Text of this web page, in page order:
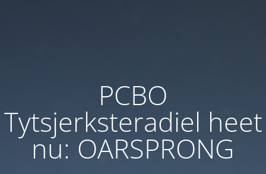
PCBO
Tytsjerksteradiel heet
nu: OARSPRONG